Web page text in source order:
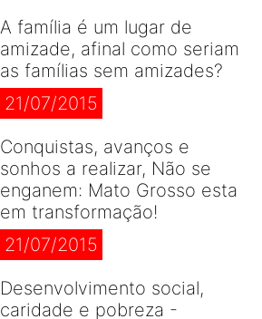
A família é um lugar de
amizade, afinal como seriam
as famílias sem amizades?
21/07/2015
Conquistas, avanços e
sonhos a realizar, Não se
enganem: Mato Grosso esta
em transformação!
21/07/2015
Desenvolvimento social,
caridade e pobreza -